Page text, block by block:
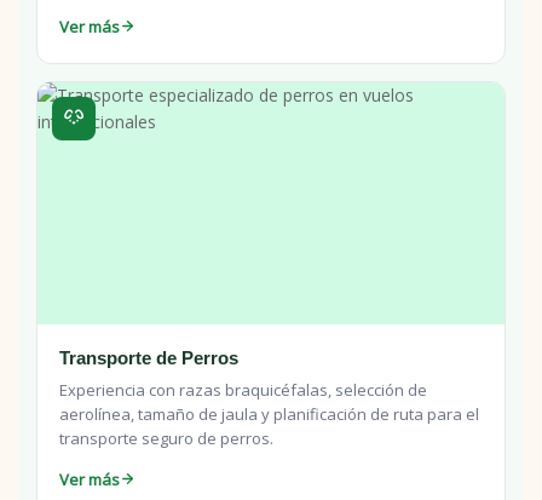
Ver más
Transporte de Perros
Experiencia con razas braquicéfalas, selección de
aerolínea, tamaño de jaula y planificación de ruta para el
transporte seguro de perros.
Ver más